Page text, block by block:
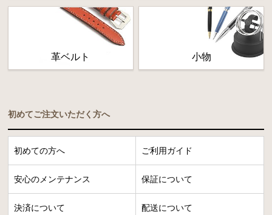
革ベルト 小物
初めてご注文いただく方へ
初めての方へ ご利用ガイド
安心のメンテナンス 保証について
決済について 配送について